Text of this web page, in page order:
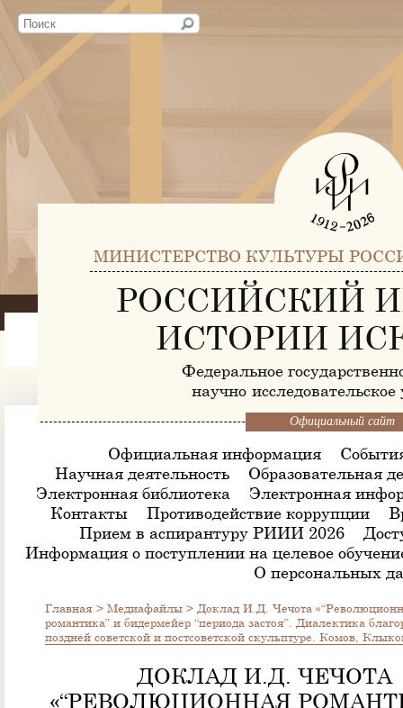
МИНИСТЕРСТВО КУЛЬТУРЫ
РОССИЙСКИЙ
ИСТОРИИ
Федеральное
научно-
Официальный сайт
Официальная информация
Научная деятельность
Образовательная
Электронная библиотека
Электронная
Контакты
Противодействие коррупции
Прием в аспирантуру РИИИ 2026
Информация о поступлении на целевое
О персональных
Главная > Медиафайлы > Доклад И.Д. Чечота
романтика” и бидермейер “периода застоя”. Диалектика
поздней советской и постсоветской скульптуре. Комов,
ДОКЛАД И.Д. ЧЕЧОТА
«“РЕВОЛЮЦИОННАЯ